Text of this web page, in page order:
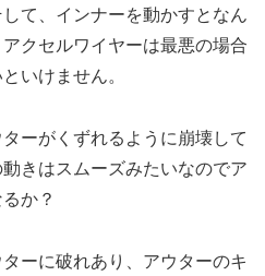
て、インナーを動かすとなん
クセルワイヤーは最悪の場合
いけません。
ーがくずれるように崩壊して
きはスムーズみたいなのでア
か？
ーに破れあり、アウターのキ